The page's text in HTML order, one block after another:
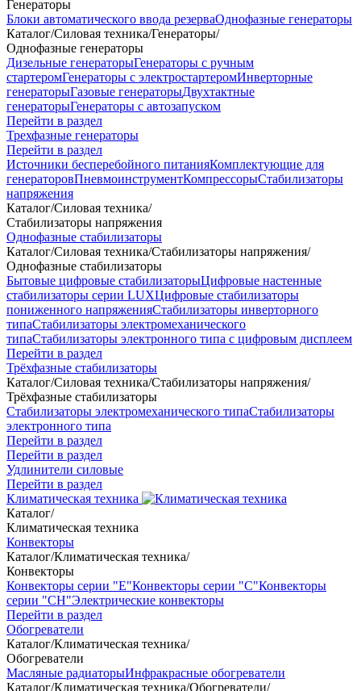
Генераторы
Блоки автоматического ввода резерваОднофазные генераторы
Каталог/Силовая техника/Генераторы/
Однофазные генераторы
Дизельные генераторыГенераторы с ручным
стартеромГенераторы с электростартеромИнверторные
генераторыГазовые генераторыДвухтактные
генераторыГенераторы с автозапуском
Перейти в раздел
Трехфазные генераторы
Перейти в раздел
Источники бесперебойного питанияКомплектующие для
генераторовПневмоинструментКомпрессорыСтабилизаторы
напряжения
Каталог/Силовая техника/
Стабилизаторы напряжения
Однофазные стабилизаторы
Каталог/Силовая техника/Стабилизаторы напряжения/
Однофазные стабилизаторы
Бытовые цифровые стабилизаторыЦифровые настенные
стабилизаторы серии LUXЦифровые стабилизаторы
пониженного напряженияСтабилизаторы инверторного
типаСтабилизаторы электромеханического
типаСтабилизаторы электронного типа с цифровым дисплеем
Перейти в раздел
Трёхфазные стабилизаторы
Каталог/Силовая техника/Стабилизаторы напряжения/
Трёхфазные стабилизаторы
Стабилизаторы электромеханического типаСтабилизаторы
электронного типа
Перейти в раздел
Перейти в раздел
Удлинители силовые
Перейти в раздел
Климатическая техника
Каталог/
Климатическая техника
Конвекторы
Каталог/Климатическая техника/
Конвекторы
Конвекторы серии "Е"Конвекторы серии "С"Конвекторы
серии "СН"Электрические конвекторы
Перейти в раздел
Обогреватели
Каталог/Климатическая техника/
Обогреватели
Масляные радиаторыИнфракрасные обогреватели
Каталог/Климатическая техника/Обогреватели/